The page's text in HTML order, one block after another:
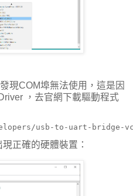
現COM埠無法使用，這是因
，去官網下載驅動程式
usb-to-uart-bridge-
現正確的硬體裝置：